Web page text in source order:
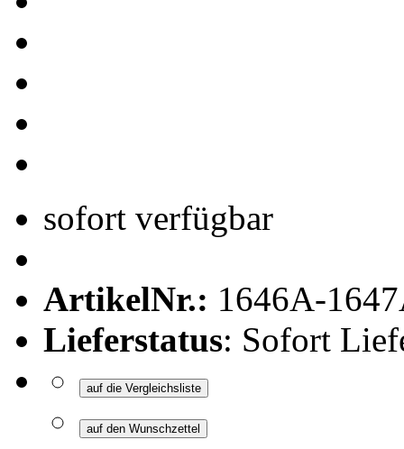
sofort verfügbar
ArtikelNr.: 1646A-
Lieferstatus: Sofort
auf die Vergleichsliste
auf den Wunschzettel